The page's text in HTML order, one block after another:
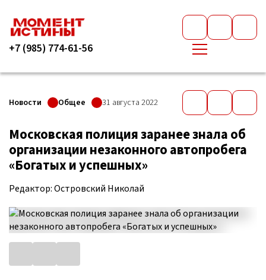
+7 (985) 774-61-56
Новости Общее 31 августа 2022
Московская полиция заранее знала об
организации незаконного автопробега
«Богатых и успешных»
Редактор: Островский Николай